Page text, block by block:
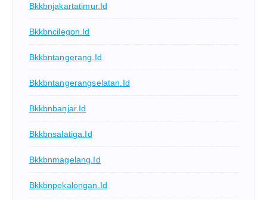
Bkkbnjakartatimur.id
Bkkbncilegon.id
Bkkbntangerang.id
Bkkbntangerangselatan.id
Bkkbnbanjar.id
Bkkbnsalatiga.id
Bkkbnmagelang.id
Bkkbnpekalongan.id